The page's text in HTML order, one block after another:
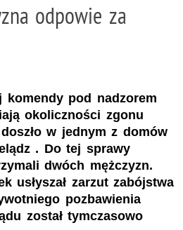
odpowie za
komendy pod nadzorem
okoliczności zgonu
w jednym z domów
. Do tej sprawy
dwóch mężczyzn.
usłyszał zarzut zabójstwa
pozbawienia
został tymczasowo